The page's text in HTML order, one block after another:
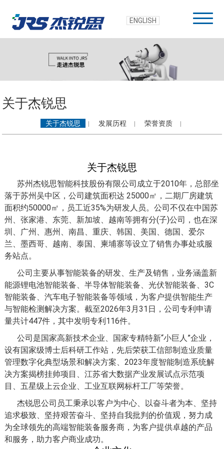
ENGLISH
关于杰锐思
关于杰锐思 发展历程 荣誉资质
关于杰锐思
苏州杰锐思智能科技股份有限公司成立于2010年，总部坐
落于苏州吴中区，公司建筑面积达 25000㎡，二期厂房建筑
面积约50000㎡，员工近35%为研发人员。公司不仅在中国苏
州、张家港、东莞、新加坡、越南等拥有分(子)公司，也在深
圳、广州、惠州、南昌、重庆、韩国、美国、德国、爱尔
兰、墨西哥、越南、泰国、柬埔寨等设立了销售办事处或服
务站点。
公司主要从事智能装备的研发、生产及销售，业务涵盖新
能源锂电池智能装备、半导体智能装备、光伏智能装备、3C
智能装备、汽车电子智能装备等领域，为客户提供智能生产
与智能检测解决方案。截至2026年3月31日，公司专利申请
量共计447件，其中发明专利116件。
公司是国家高新技术企业、国家专精特新“小巨人”企业，
设有国家级博士后科研工作站，先后荣获工信部制造业质量
管理数字化典型场景和解决方案、2023年度智能制造系统解
决方案揭榜挂帅项目、江苏省大数据产业发展试点示范项
目、五星级上云企业、工业互联网标杆工厂等荣誉。
杰锐思公司员工秉承以客户为中心、以奋斗者为本、坚持
追求极致、坚持艰苦奋斗、坚持自我批判的价值观，努力成
为全球领先的高端智能装备服务商，为客户提供卓越的产品
和服务，助力客户商业成功。